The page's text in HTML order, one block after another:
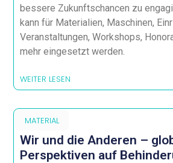
bessere Zukunftschancen zu
kann für Materialien, Maschinen,
Veranstaltungen, Workshops,
mehr eingesetzt werden.
WEITER LESEN
MATERIAL
Wir und die Anderen –
Perspektiven auf